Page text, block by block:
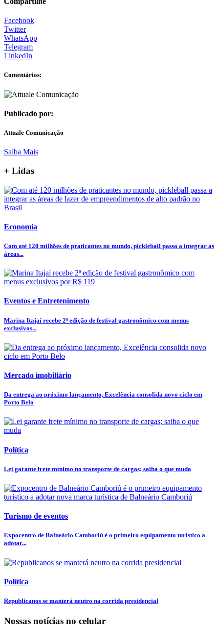
Facebook
Twitter
WhatsApp
Telegram
LinkedIn
Comentários:
Publicado por:
Attuale Comunicação
Saiba Mais
+ Lidas
Economia
Com até 120 milhões de praticantes no mundo, pickleball passa a integrar as
áreas...
Eventos e Entretenimento
Marina Itajaí recebe 2ª edição de festival gastronômico com menus
exclusivos...
Mercado imobiliário
Da entrega ao próximo lançamento, Excelência consolida novo ciclo em
Porto Belo
Política
Lei garante frete mínimo no transporte de cargas; saiba o que muda
Turismo de eventos
Expocentro de Balneário Camboriú é o primeiro equipamento turístico a
adotar...
Política
Republicanos se manterá neutro na corrida presidencial
Nossas notícias no celular